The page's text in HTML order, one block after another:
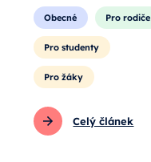
Obecné Pro rodiče
Pro studenty
Pro žáky
Celý článek